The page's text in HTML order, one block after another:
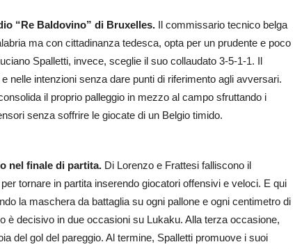
“Re Baldovino” di Bruxelles. Il commissario tecnico belga
ma con cittadinanza tedesca, opta per un prudente e poco
Spalletti, invece, sceglie il suo collaudato 3-5-1-1. Il
nelle intenzioni senza dare punti di riferimento agli avversari.
il proprio palleggio in mezzo al campo sfruttando i
senza soffrire le giocate di un Belgio timido.
nel finale di partita. Di Lorenzo e Frattesi falliscono il
tornare in partita inserendo giocatori offensivi e veloci. E qui
la maschera da battaglia su ogni pallone e ogni centimetro di
è decisivo in due occasioni su Lukaku. Alla terza occasione,
del gol del pareggio. Al termine, Spalletti promuove i suoi